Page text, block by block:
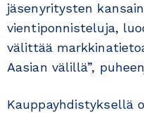
jäsenyritysten
vientiponnisteluja,
välittää
Aasian välillä”,
Kauppayhdistyksellä